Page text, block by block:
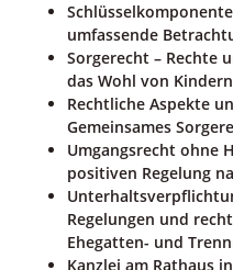
umfassende
Sorgerecht – Rechte
das Wohl von Kindern
Rechtliche Aspekte
Gemeinsames
Umgangsrecht ohne
positiven Regelung
Regelungen und
Ehegatten- und
Kanzlei am Rathaus